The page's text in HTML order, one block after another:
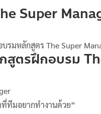
Super
รมหลักสูตร The Super
สูตรฝึกอบรม
ทีมอยากทำงานด้วย”